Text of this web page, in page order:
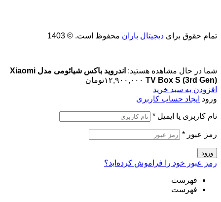
تمام حقوق برای دیجیتال باران محفوظ است. © 1403
شما در حال مشاهده هستید:
اندروید باکس شیائومی مدل Xiaomi
TV Box S (3rd Gen) ۱۲,۹۰۰,۰۰۰تومان
افزودن به سبد خرید
ورود ایجاد حساب کاربری
نام کاربری یا ایمیل *
رمز عبور *
ورود
رمز عبور خود را فراموش کرده‌اید؟
فهرست
فهرست